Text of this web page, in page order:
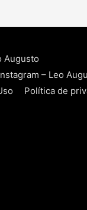
Augusto
– Leo
Política de